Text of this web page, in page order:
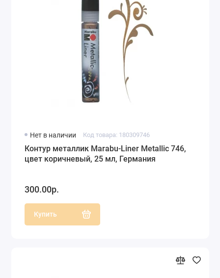
Нет в наличии Код товара: 180309746
Контур металлик Marabu-Liner Metallic 746,
цвет коричневый, 25 мл, Германия
300.00р.
Купить